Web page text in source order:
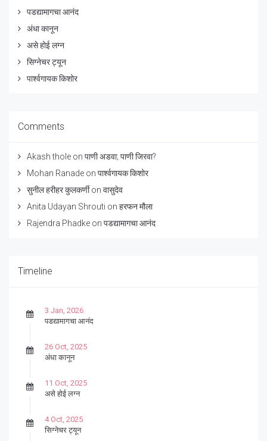
पडद्यामागचा आनंद
अंधा कानून
असे होई लग्न
सिग्नेचर ट्यून
पार्श्वगायक किशोर
Comments
Akash thole on पाणी अडवा; पाणी जिरवा?
Mohan Ranade on पार्श्वगायक किशोर
सुनील हरीहर कुलकर्णीon वासुदेव
Anita Udayan Shrouti on हरफन मौला
Rajendra Phadke on पडद्यामागचा आनंद
Timeline
3 Jan, 2026
पडद्यामागचा आनंद
26 Oct, 2025
अंधा कानून
11 Oct, 2025
असे होई लग्न
4 Oct, 2025
सिग्नेचर ट्यून